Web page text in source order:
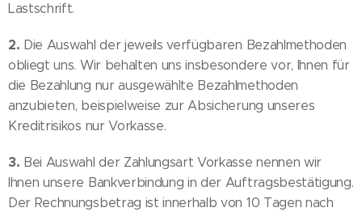
Lastschrift.
2. Die Auswahl der jeweils verfügbaren Bezahlmethoden
obliegt uns. Wir behalten uns insbesondere vor, Ihnen für
die Bezahlung nur ausgewählte Bezahlmethoden
anzubieten, beispielweise zur Absicherung unseres
Kreditrisikos nur Vorkasse.
3. Bei Auswahl der Zahlungsart Vorkasse nennen wir
Ihnen unsere Bankverbindung in der Auftragsbestätigung.
Der Rechnungsbetrag ist innerhalb von 10 Tagen nach